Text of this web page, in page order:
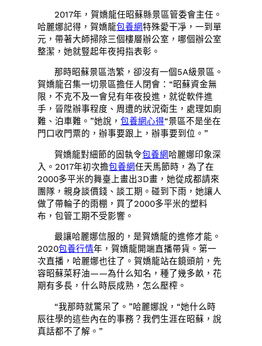
2017年，賀嬌龍任昭蘇縣景區管委會主任。
哈麗娜記得，賀嬌龍包養網特殊愛干凈，一到單
元，帶著大師掃除三個樓層辦公室，哪個辦公室
整潔，她就豎起年夜拇指表彰。
那時昭蘇景區浩繁，卻沒有一個5A級景區。
賀嬌龍召集一切景區擔任人閉會：“昭蘇資金無
限，不克不及一會兒有年夜投進，就從軟件進
手，晉陞辦事程度、周遭的狀況衛生，處理如廁
難、泊車難。”她說，包養網心得“景區不是坐在
門口收門票的，辦事要跟上，辦事要到位。”
賀嬌龍對細節的固執令包養網哈麗娜印象深
入。2017年初次擔包養網任天馬節時，為了在
2000多平米的舞臺上畫出3D畫，她從成都請來
團隊，親身談價錢、談工期。碰到下雨，她讓人
做了帶輪子的雨棚，買了2000多平米的塑料
布，包管工期不受影響。
最讓哈麗娜信服的，是賀嬌龍的進修才能。
2020包養行情年，賀嬌龍開端直播帶貨。第一
次直播，哈麗娜也往了。賀嬌龍站在鏡頭前，先
容昭蘇菜籽油——為什么知名，種了幾多畝，花
期有多長，什么時辰成熟，怎么壓榨。
“我那時就驚呆了。”哈麗娜說，“她什么時
辰往學的這些內在的事務？我們生涯在昭蘇，說
真話都不了解。”